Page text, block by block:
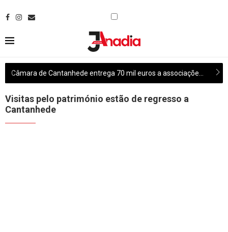
Visitas pelo património estão de regresso a
Cantanhede